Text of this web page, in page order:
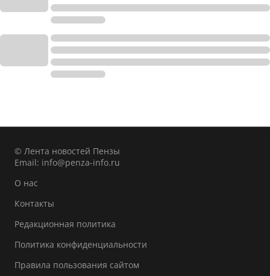
© Лента новостей Пензы
Email: info@penza-info.ru
О нас
Контакты
Редакционная политика
Политика конфиденциальности
Правила пользования сайтом